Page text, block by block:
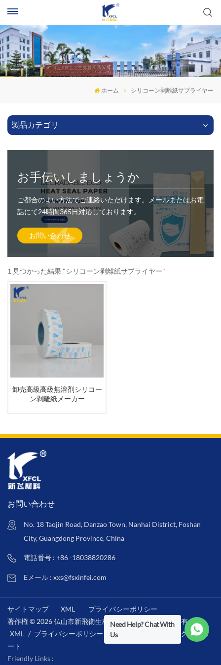
ホーム シリコーン剥離紙サプライヤー
製品カテゴリ
お手伝いしましょうか
ご都合のよい方法でご連絡いただけます。メールまたはお電
話にて24時間365日対応しております。
お問い合わせ
1 見つかった結果 "シリコーン剥離紙サプライヤー"
卸売高級高級無溶剤シリコー
ン剥離紙メーカー
お問い合わせ
No. 18 Taojin Road, Danzao Town, Nanhai District, Foshan
City, Guangdong Province, China
電話番号 : +86 -18038820286
Eメール : xxs@fsxinfei.com
サイトマップ XML
プライバシーポリシー
著作権 © 2026 仏山市新飛衛生材料株式会社 .全著作権所有 . /
XML / プライバシーポリシー /
IPv6ネットワークをサポ
ート
Friendly Links :
Need Help? Chat With
Us